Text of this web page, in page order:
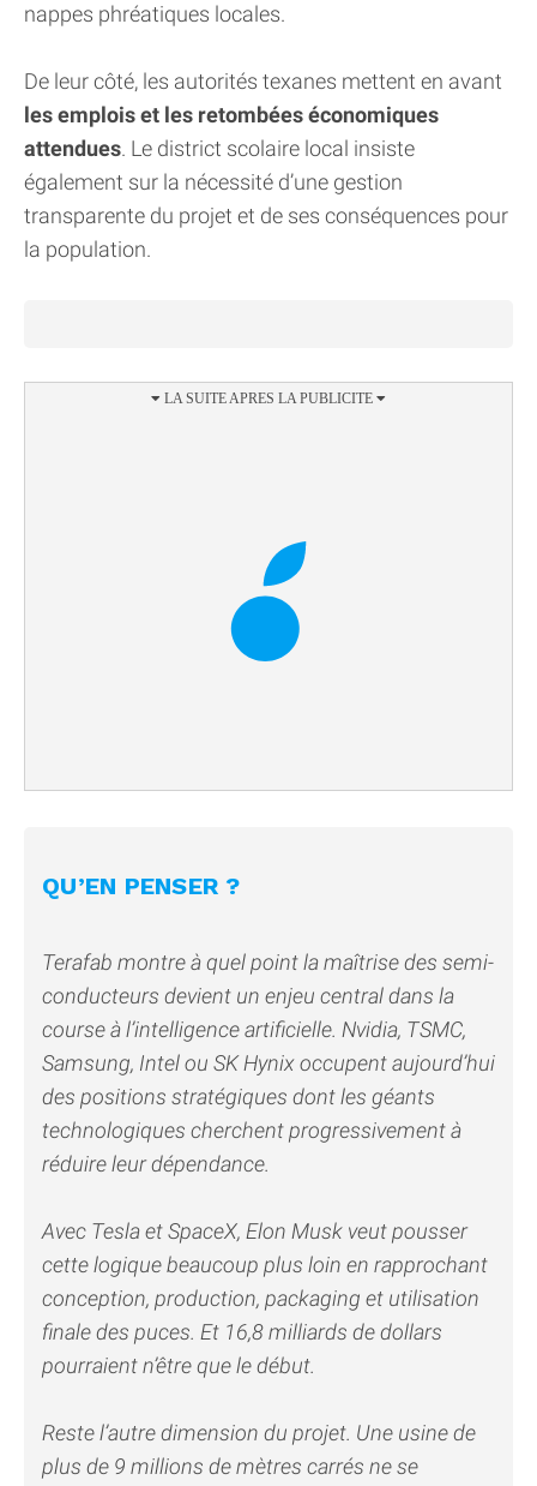
nappes phréatiques locales.
De leur côté, les autorités texanes mettent en avant
les emplois et les retombées économiques
attendues. Le district scolaire local insiste
également sur la nécessité d’une gestion
transparente du projet et de ses conséquences pour
la population.
QU’EN PENSER ?
Terafab montre à quel point la maîtrise des semi-
conducteurs devient un enjeu central dans la
course à l’intelligence artificielle. Nvidia, TSMC,
Samsung, Intel ou SK Hynix occupent aujourd’hui
des positions stratégiques dont les géants
technologiques cherchent progressivement à
réduire leur dépendance.
Avec Tesla et SpaceX, Elon Musk veut pousser
cette logique beaucoup plus loin en rapprochant
conception, production, packaging et utilisation
finale des puces. Et 16,8 milliards de dollars
pourraient n’être que le début.
Reste l’autre dimension du projet. Une usine de
plus de 9 millions de mètres carrés ne se